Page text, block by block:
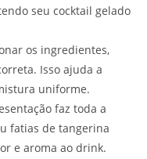
seu cocktail gelado
os ingredientes,
Isso ajuda a
uniforme.
faz toda a
fatias de tangerina
e aroma ao drink.